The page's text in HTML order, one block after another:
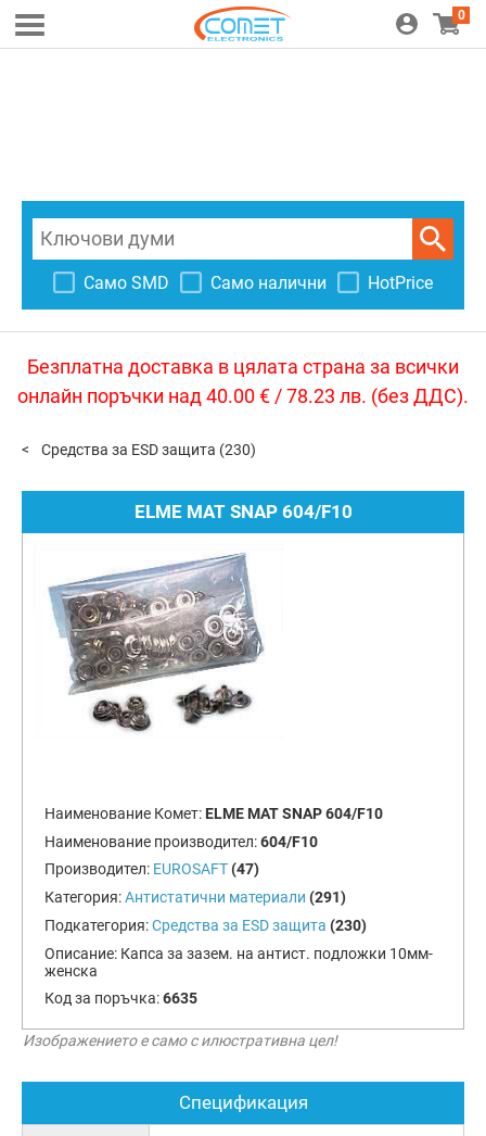
0
Само SMD Само налични HotPrice
Безплатна доставка в цялата страна за всички
онлайн поръчки над 40.00 € / 78.23 лв. (без ДДС).
Средства за ESD защита (230)
ELME MAT SNAP 604/F10
Наименование Комет: ELME MAT SNAP 604/F10
Наименование производител:604/F10
Производител: EUROSAFT (47)
Категория:Антистатични материали (291)
Подкатегория:Средства за ESD защита (230)
Описание: Капса за зазем. на антист. подложки 10мм-
женска
Код за поръчка:6635
Изображението е само с илюстративна цел!
Спецификация